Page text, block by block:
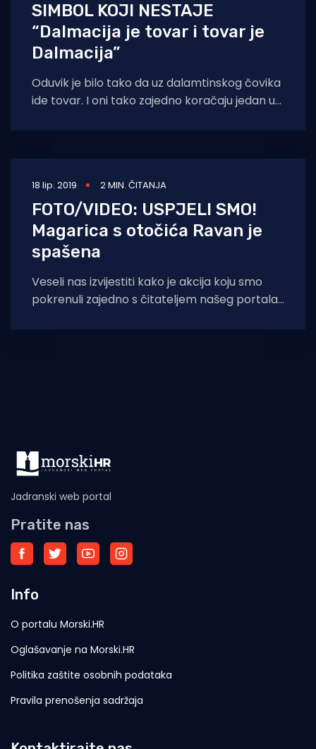
SIMBOL KOJI NESTAJE
“Dalmacija je tovar i tovar je
Dalmacija”
Oduvik je bilo tako da uz dalamtinskog čovika
ide tovar. I oni tako zajedno koračaju jedan uz
18 lip. 2019 2 MIN. ČITANJA
FOTO/VIDEO: USPJELI SMO!
Magarica s otočića Ravan je
spašena
Veseli nas izvijestiti kako je akcija koju smo
pokrenuli zajedno s čitateljem našeg portala
Jadranski web portal
Pratite nas
Info
O portalu Morski.HR
Oglašavanje na Morski.HR
Politika zaštite osobnih podataka
Pravila prenošenja sadržaja